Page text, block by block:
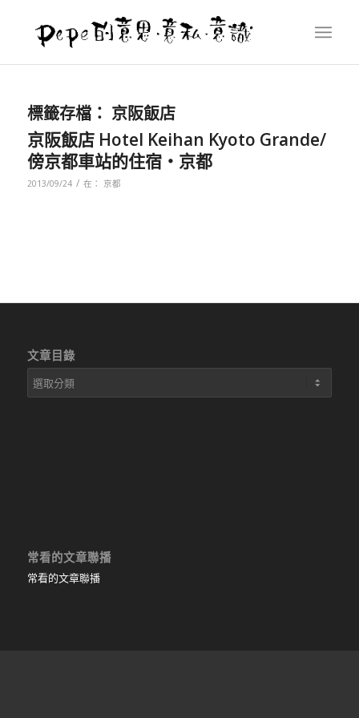
標籤存檔： 京阪飯店
京阪飯店 Hotel Keihan Kyoto Grande/
傍京都車站的住宿‧京都
2013/09/24 / 在： 京都
文章目錄
文
章
常看的文章聯播
常看的文章聯播